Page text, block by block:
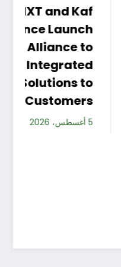
Developments
its achievements
in West Cairo and
its expansion
ahmed